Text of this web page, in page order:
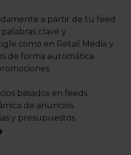
a partir de tu feed
clave y
como en Retail Media y
de forma automática
basados en feeds
de anuncios
y presupuestos